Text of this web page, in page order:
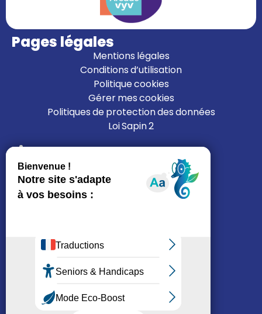
Pages légales
Mentions légales
Conditions d’utilisation
Politique cookies
Gérer mes cookies
Politiques de protection des données
Loi Sapin 2
Liens
Nous rejoindre
Réseaux sociaux